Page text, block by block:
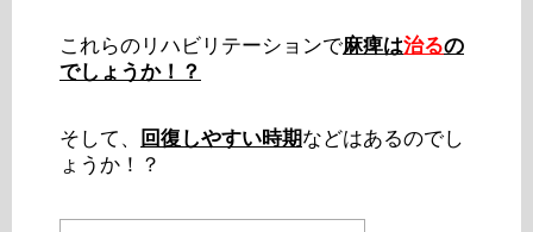
これらのリハビリテーションで麻痺は治るの
でしょうか！？
そして、 回復しやすい時期などはあるのでし
ょうか！？